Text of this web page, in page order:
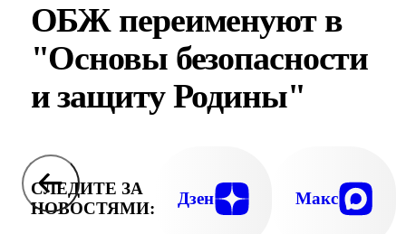
ОБЖ переименуют в
"Основы безопасности
и защиту Родины"
СЛЕДИТЕ ЗА
НОВОСТЯМИ:
Дзен Макс